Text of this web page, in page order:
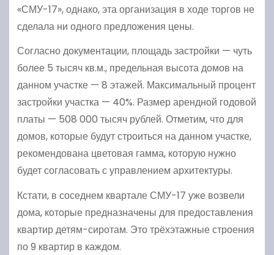
«СМУ-17», однако, эта организация в ходе торгов не
сделала ни одного предложения цены.
Согласно документации, площадь застройки — чуть
более 5 тысяч кв.м., предельная высота домов на
данном участке — 8 этажей. Максимальный процент
застройки участка — 40%. Размер арендной годовой
платы — 508 000 тысяч рублей. Отметим, что для
домов, которые будут строиться на данном участке,
рекомендована цветовая гамма, которую нужно
будет согласовать с управлением архитектуры.
Кстати, в соседнем квартале СМУ-17 уже возвели
дома, которые предназначены для предоставления
квартир детям-сиротам. Это трёхэтажные строения
по 9 квартир в каждом.